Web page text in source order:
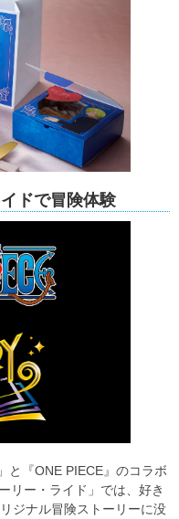
ドで冒険体験
と『ONE PIECE』のコラボ
リー・ライド」では、好き
ジナル冒険ストーリーに没